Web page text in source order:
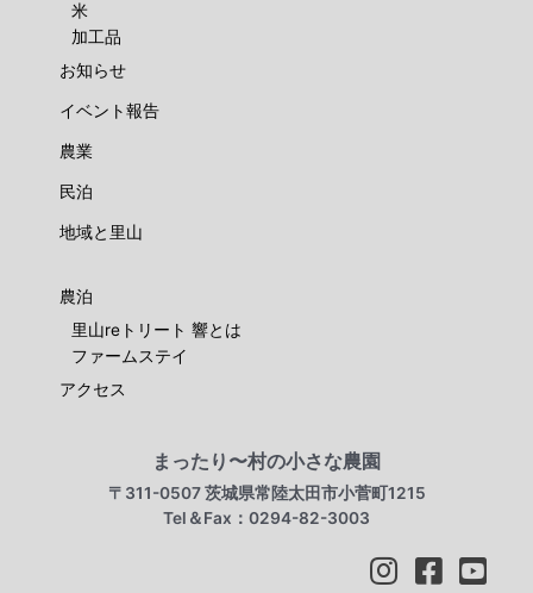
米
加工品
お知らせ
イベント報告
農業
民泊
地域と里山
農泊
里山reトリート 響とは
ファームステイ
アクセス
まったり〜村の小さな農園
〒311-0507 茨城県常陸太田市小菅町1215
Tel＆Fax：0294-82-3003